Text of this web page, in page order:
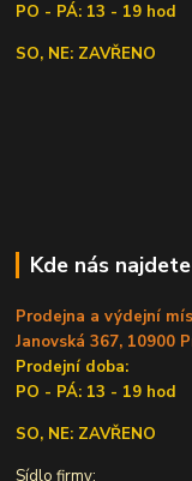
PO - PÁ: 13 - 19 hod
SO, NE: ZAVŘENO
Kde nás najdete
Prodejna a výdejní
Janovská 367, 10900
Prodejní doba:
PO - PÁ: 13 - 19 hod
SO, NE: ZAVŘENO
Sídlo firmy: